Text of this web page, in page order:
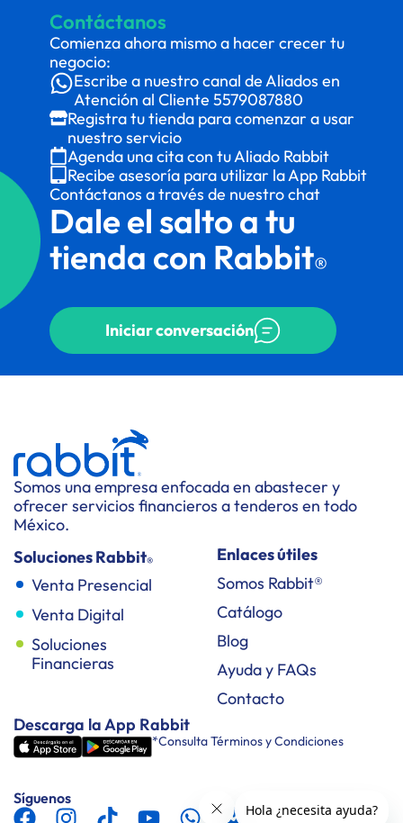
Contáctanos
Comienza ahora mismo a hacer crecer tu
negocio:
Escribe a nuestro canal de Aliados en
Atención al Cliente 5579087880
Registra tu tienda para comenzar a usar
nuestro servicio
Agenda una cita con tu Aliado Rabbit
Recibe asesoría para utilizar la App Rabbit
Contáctanos a través de nuestro chat
Dale el salto a tu
tienda con Rabbit®
Iniciar conversación
Somos una empresa enfocada en abastecer y
ofrecer servicios financieros a tenderos en todo
México.
Soluciones Rabbit®
Venta Presencial
Venta Digital
Soluciones
Financieras
Enlaces útiles
Somos Rabbit®
Catálogo
Blog
Ayuda y FAQs
Contacto
Descarga la App Rabbit
*Consulta Términos y Condiciones
Síguenos